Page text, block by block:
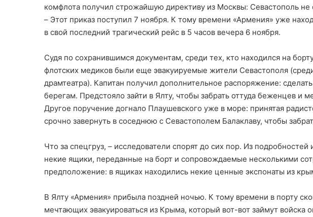
комфлота получил строжайшую директиву из Москвы: Севастополь не
– Этот приказ поступил 7 ноября. К тому времени «Армения» уже
в свой последний трагический рейс в 5 часов вечера 6 ноября.
Судя по сохранившимся документам, среди тех, кто находился на
флотских медиков были еще эвакуируемые жители Севастополя
драмтеатра). Капитан получил дополнительное распоряжение:
берегам. Предстояло зайти в Ялту, чтобы забрать оттуда беженцев и
Другое поручение догнало Плаушевского уже в море: принятая
срочно завернуть в соседнюю с Севастополем Балаклаву, чтобы
Что за спецгруз, – исследователи спорят до сих пор. Из
некие ящики, переданные на борт и сопровождаемые несколькими
предположение: в ящиках находились некие ценные экспонаты из
В Ялту «Армения» прибыла поздней ночью. К тому времени в порту
мечтающих эвакуироваться из Крыма, который вот-вот займут войска